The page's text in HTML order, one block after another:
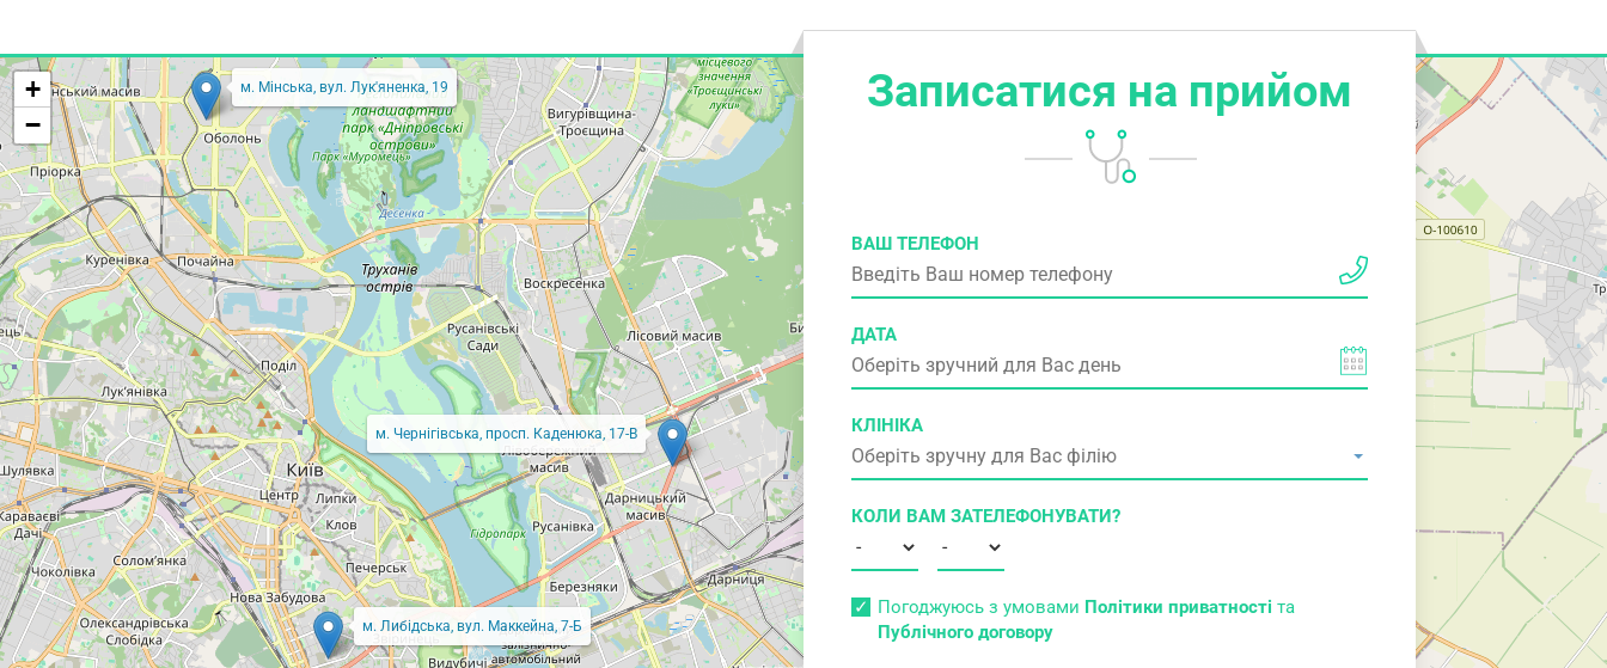
Записатися на прийом
ВАШ ТЕЛЕФОН
ДАТА
КЛІНІКА
КОЛИ ВАМ ЗАТЕЛЕФОНУВАТИ?
Погоджуюсь з умовами Політики приватності та
Публічного договору
м. Мінська, вул. Лук'яненка, 19
м. Либідська, вул. Маккейна, 7-Б
м. Чернігівська, просп. Каденюка, 17-В
+
−